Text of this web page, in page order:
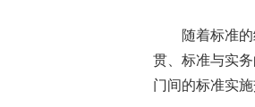
随着标准
贯、标准与实
门间的标准实